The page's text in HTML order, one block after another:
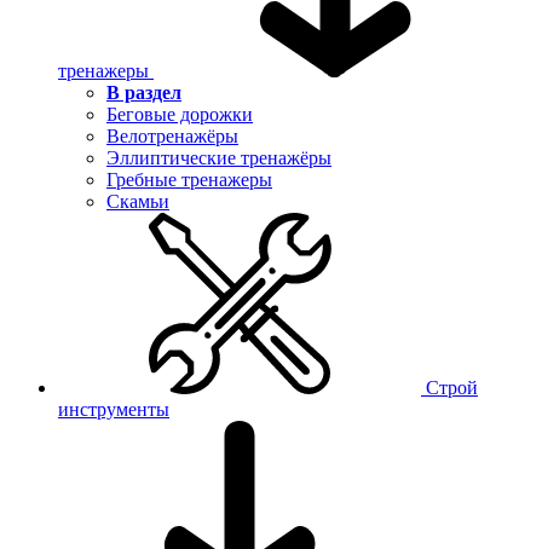
тренажеры
В раздел
Беговые дорожки
Велотренажёры
Эллиптические тренажёры
Гребные тренажеры
Скамьи
Строй
инструменты